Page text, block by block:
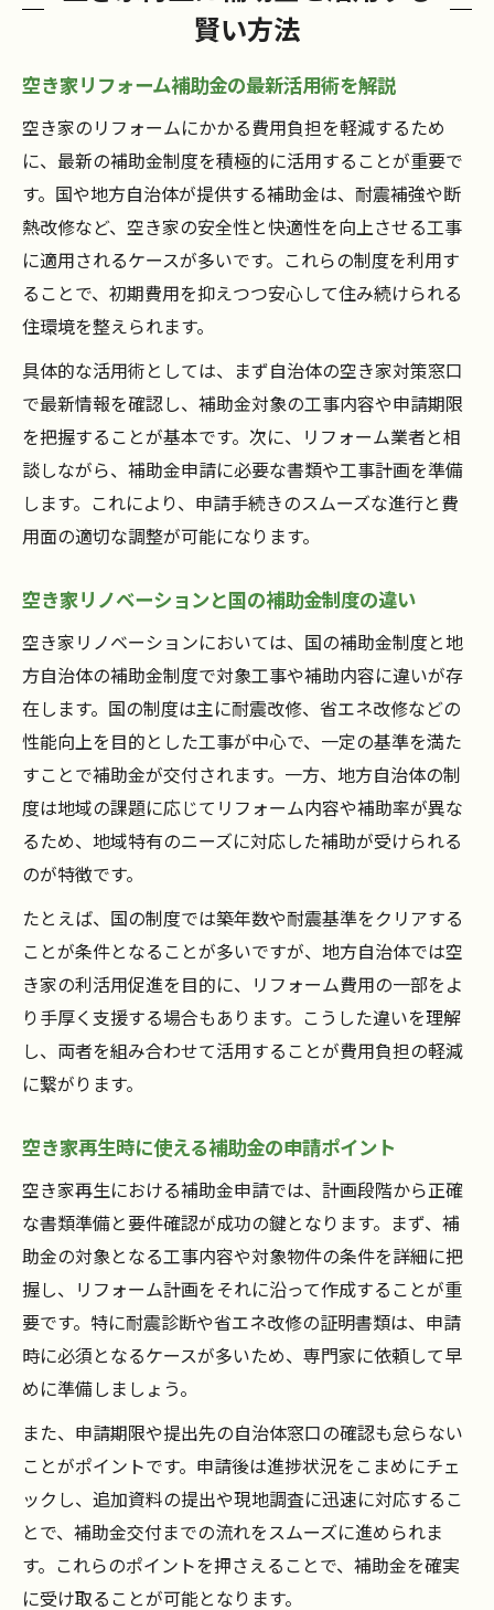
賢い方法
空き家リフォーム補助金の最新活用術を解説
空き家のリフォームにかかる費用負担を軽減するため
に、最新の補助金制度を積極的に活用することが重要で
す。国や地方自治体が提供する補助金は、耐震補強や断
熱改修など、空き家の安全性と快適性を向上させる工事
に適用されるケースが多いです。これらの制度を利用す
ることで、初期費用を抑えつつ安心して住み続けられる
住環境を整えられます。
具体的な活用術としては、まず自治体の空き家対策窓口
で最新情報を確認し、補助金対象の工事内容や申請期限
を把握することが基本です。次に、リフォーム業者と相
談しながら、補助金申請に必要な書類や工事計画を準備
します。これにより、申請手続きのスムーズな進行と費
用面の適切な調整が可能になります。
空き家リノベーションと国の補助金制度の違い
空き家リノベーションにおいては、国の補助金制度と地
方自治体の補助金制度で対象工事や補助内容に違いが存
在します。国の制度は主に耐震改修、省エネ改修などの
性能向上を目的とした工事が中心で、一定の基準を満た
すことで補助金が交付されます。一方、地方自治体の制
度は地域の課題に応じてリフォーム内容や補助率が異な
るため、地域特有のニーズに対応した補助が受けられる
のが特徴です。
たとえば、国の制度では築年数や耐震基準をクリアする
ことが条件となることが多いですが、地方自治体では空
き家の利活用促進を目的に、リフォーム費用の一部をよ
り手厚く支援する場合もあります。こうした違いを理解
し、両者を組み合わせて活用することが費用負担の軽減
に繋がります。
空き家再生時に使える補助金の申請ポイント
空き家再生における補助金申請では、計画段階から正確
な書類準備と要件確認が成功の鍵となります。まず、補
助金の対象となる工事内容や対象物件の条件を詳細に把
握し、リフォーム計画をそれに沿って作成することが重
要です。特に耐震診断や省エネ改修の証明書類は、申請
時に必須となるケースが多いため、専門家に依頼して早
めに準備しましょう。
また、申請期限や提出先の自治体窓口の確認も怠らない
ことがポイントです。申請後は進捗状況をこまめにチェ
ックし、追加資料の提出や現地調査に迅速に対応するこ
とで、補助金交付までの流れをスムーズに進められま
す。これらのポイントを押さえることで、補助金を確実
に受け取ることが可能となります。